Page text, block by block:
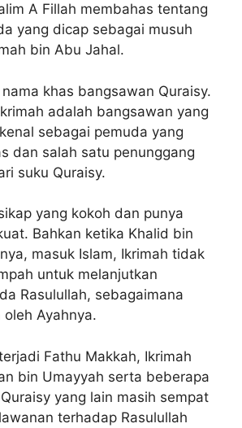
A Fillah membahas tentang
yang dicap sebagai musuh
bin Abu Jahal.
khas bangsawan Quraisy.
adalah bangsawan yang
sebagai pemuda yang
dan salah satu penunggang
suku Quraisy.
yang kokoh dan punya
Bahkan ketika Khalid bin
masuk Islam, Ikrimah tidak
untuk melanjutkan
Rasulullah, sebagaimana
Ayahnya.
Fathu Makkah, Ikrimah
bin Umayyah serta beberapa
yang lain masih sempat
terhadap Rasulullah